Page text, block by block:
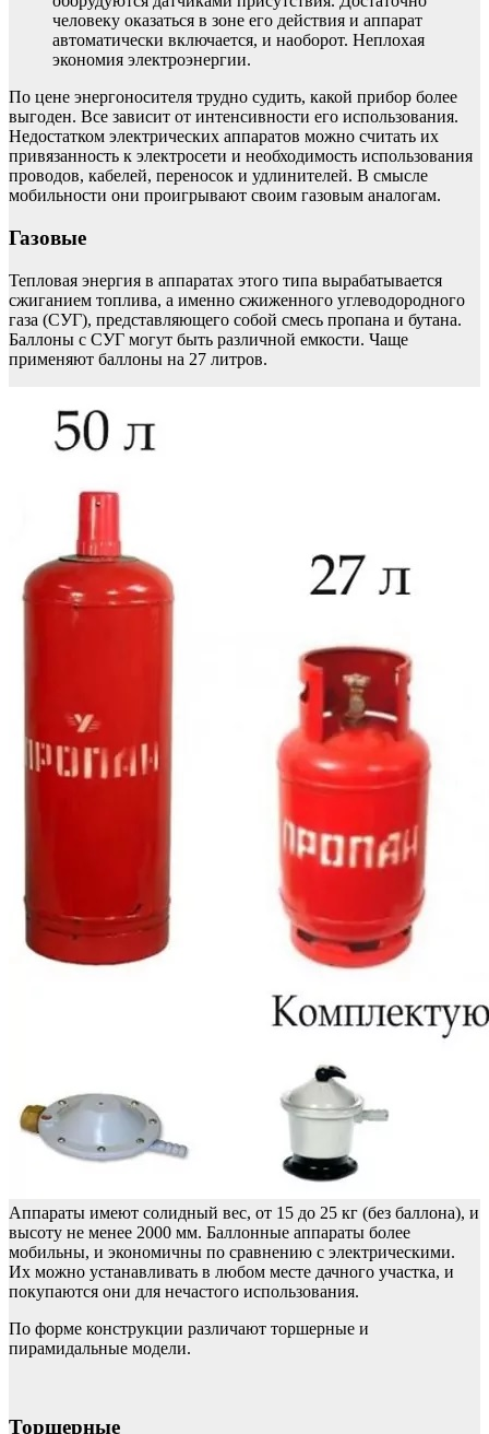
человеку оказаться в зоне его действия и аппарат
автоматически включается, и наоборот. Неплохая
экономия электроэнергии.
По цене энергоносителя трудно судить, какой прибор более
выгоден. Все зависит от интенсивности его использования.
Недостатком электрических аппаратов можно считать их
привязанность к электросети и необходимость использования
проводов, кабелей, переносок и удлинителей. В смысле
мобильности они проигрывают своим газовым аналогам.
Газовые
Тепловая энергия в аппаратах этого типа вырабатывается
сжиганием топлива, а именно сжиженного углеводородного
газа (СУГ), представляющего собой смесь пропана и бутана.
Баллоны с СУГ могут быть различной емкости. Чаще
применяют баллоны на 27 литров.
Аппараты имеют солидный вес, от 15 до 25 кг (без баллона), и
высоту не менее 2000 мм. Баллонные аппараты более
мобильны, и экономичны по сравнению с электрическими.
Их можно устанавливать в любом месте дачного участка, и
покупаются они для нечастого использования.
По форме конструкции различают торшерные и
пирамидальные модели.
Торшерные